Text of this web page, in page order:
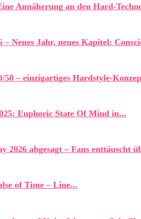
Annäherung an den Hard-
Neues Jahr, neues Kapitel:
50 – einzigartiges Hardstyle-
Euphoric State Of Mind in...
2026 abgesagt – Fans enttäuscht
of Time – Line...